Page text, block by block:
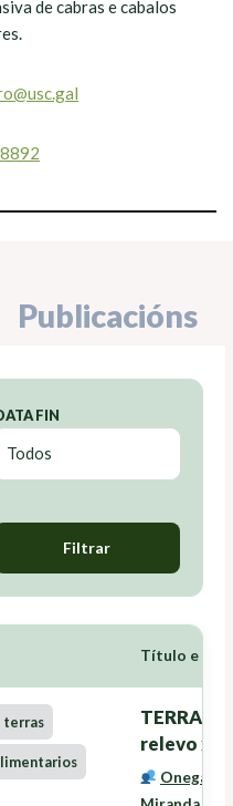
de cabras e cabalos
Publicacións
FIN
Filtrar
Título e
terras
relevo
Onega